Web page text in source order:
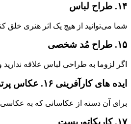
۱۴. طراح لباس
شما می‌توانید از هیچ یک اثر هنری خلق
۱۵. طراح مُد شخصی
اگر لزوما به طراحی لباس علاقه
ایده های کارآفرینی ۱۶. عکاس پرتره
برای آن دسته از عکاسانی که به عکاسی
۱۷. کاریکاتوریست